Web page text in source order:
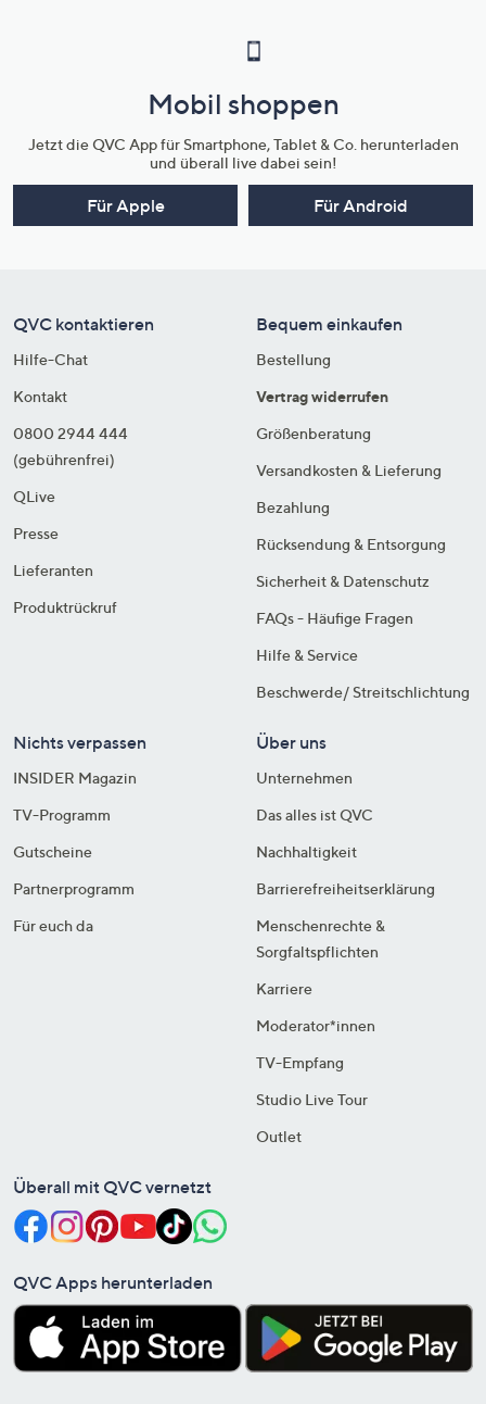
Mobil shoppen
Jetzt die QVC App für Smartphone, Tablet & Co. herunterladen
und überall live dabei sein!
Für Apple Für Android
QVC kontaktieren
Hilfe-Chat
Kontakt
0800 2944 444
(gebührenfrei)
QLive
Presse
Lieferanten
Produktrückruf
Bequem einkaufen
Bestellung
Vertrag widerrufen
Größenberatung
Versandkosten & Lieferung
Bezahlung
Rücksendung & Entsorgung
Sicherheit & Datenschutz
FAQs - Häufige Fragen
Hilfe & Service
Beschwerde/ Streitschlichtung
Nichts verpassen
INSIDER Magazin
TV-Programm
Gutscheine
Partnerprogramm
Für euch da
Über uns
Unternehmen
Das alles ist QVC
Nachhaltigkeit
Barrierefreiheitserklärung
Menschenrechte &
Sorgfaltspflichten
Karriere
Moderator*innen
TV-Empfang
Studio Live Tour
Outlet
Überall mit QVC vernetzt
QVC Apps herunterladen